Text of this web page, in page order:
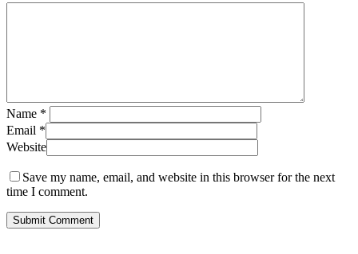
Name *
Email *
Website
Save my name, email, and website in this browser for the next
time I comment.